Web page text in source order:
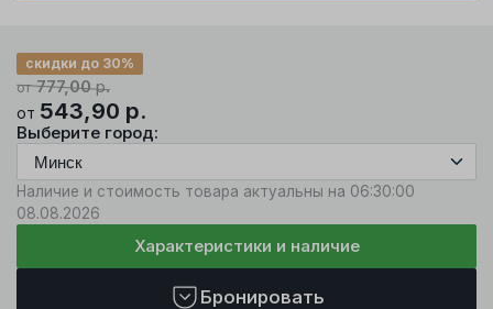
от777,00р.
скидки до 30%
от 543,90 р.
Выберите город:
Наличие и стоимость товара актуальны на 06:30:00
08.08.2026
Характеристики и наличие
Бронировать